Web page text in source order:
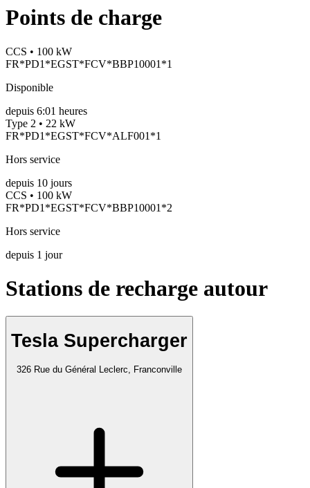
Points de charge
CCS • 100 kW
FR*PD1*EGST*FCV*BBP10001*1
Disponible
depuis 6:01 heures
Type 2 • 22 kW
FR*PD1*EGST*FCV*ALF001*1
Hors service
depuis 10 jours
CCS • 100 kW
FR*PD1*EGST*FCV*BBP10001*2
Hors service
depuis 1 jour
Stations de recharge autour
Tesla Supercharger
326 Rue du Général Leclerc, Franconville